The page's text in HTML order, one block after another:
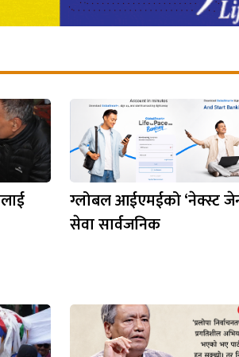
ग्लोबल आईएमईको ‘नेक्स्ट
सेवा सार्वजनिक